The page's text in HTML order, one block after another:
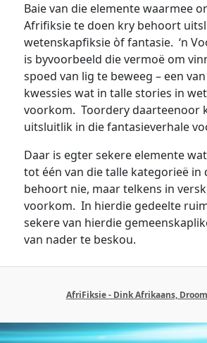
Baie van die elemente waarmee
Afrifiksie te doen kry behoort
wetenskapfiksie òf fantasie. ‘n
is byvoorbeeld die vermoë om
spoed van lig te beweeg – een
kwessies wat in talle stories in
voorkom. Toordery daarteenoor
uitsluitlik in die fantasieverhale
Daar is egter sekere elemente
tot één van die talle kategorieë in
behoort nie, maar telkens in
voorkom. In hierdie gedeelte
sekere van hierdie
van nader te beskou.
AfriFiksie - Dink Afrikaans,